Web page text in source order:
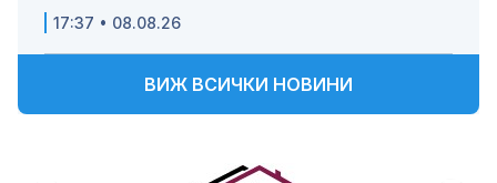
17:37 • 08.08.26
ВИЖ ВСИЧКИ НОВИНИ